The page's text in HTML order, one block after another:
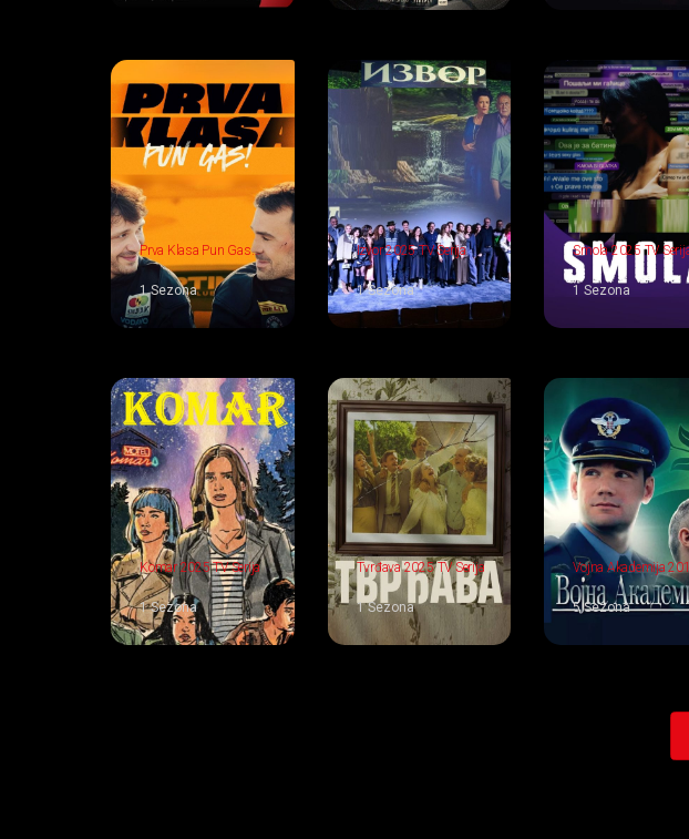
Prva Klasa Pun Gas
2027 TV Serija
1 Sezona
Izvor 2025 TV Serija
1 Sezona
Smola 2025 TV
1 Sezona
Komar 2025 TV Serija
1 Sezona
Tvrđava 2025 TV Serija
1 Sezona
Vojna Akademija
TV Serija
5 Sezona